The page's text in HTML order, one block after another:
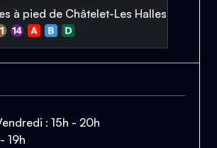
à pied de Châtelet-Les Halles
: 15h - 20h
19h